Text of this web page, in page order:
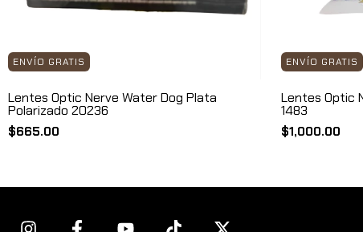
ENVÍO GRATIS
Lentes Optic Nerve Water Dog Plata
Polarizado 20236
$665.00
ENVÍO GRATIS
Lentes Optic
1483
$1,000.00